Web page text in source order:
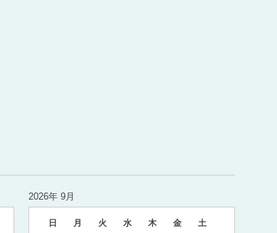
2026年 9月
日 月 火 水 木 金 土